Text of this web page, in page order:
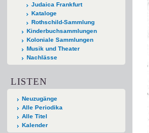
Judaica Frankfurt
Kataloge
Rothschild-Sammlung
Kinderbuchsammlungen
Koloniale Sammlungen
Musik und Theater
Nachlässe
LISTEN
Neuzugänge
Alle Periodika
Alle Titel
Kalender